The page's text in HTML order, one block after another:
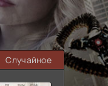
Случайное